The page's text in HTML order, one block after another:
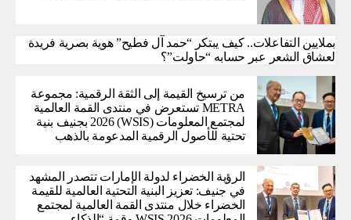
بملايين التفاعلات.. كيف يبتكر “حمد آل فطيح” هوية بصرية فريدة
لعشاق الشعر عبر حسابه “حاولت”؟
من ترسيخ القيمة إلى الثقة الرقمية: مجموعة
METRA تستعرض في منتدى القمة العالمية
لمجتمع المعلومات (WSIS) 2026 بجنيف بنية
تحتية للأصول الرقمية المدعومة بالذهب
الرؤية الخضراء لدولة الإمارات تتصدر المشهد
في جنيف: تعزيز البنية التحتية العالمية للقيمة
الخضراء خلال منتدى القمة العالمية لمجتمع